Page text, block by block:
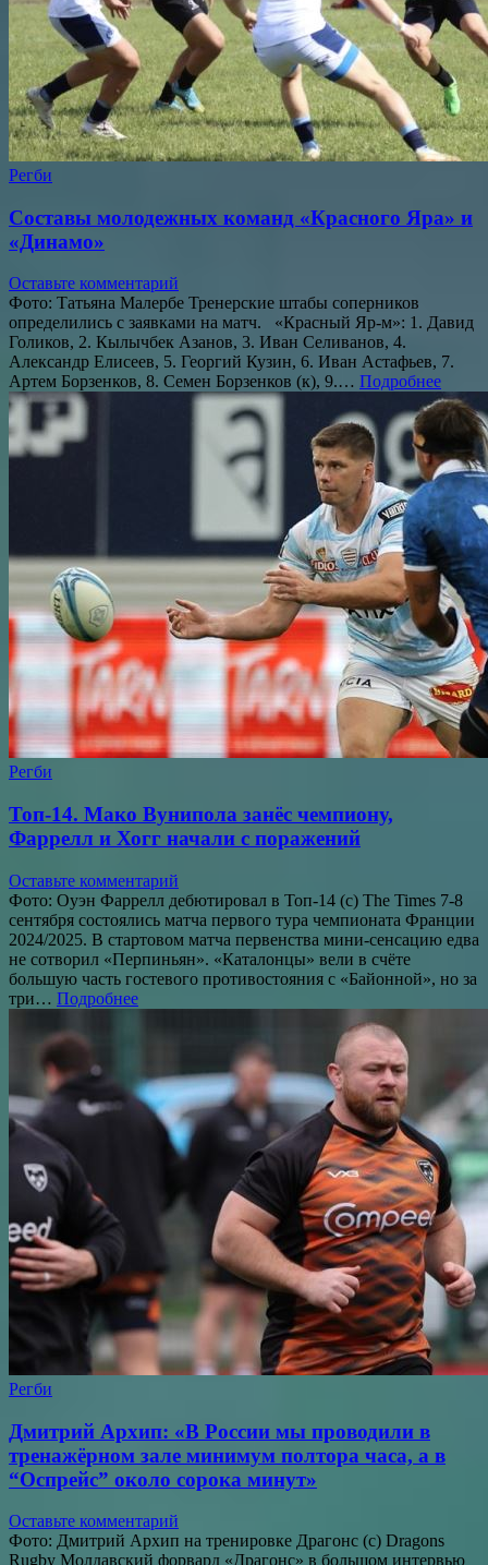
Регби
Составы молодежных команд «Красного Яра» и
«Динамо»
Оставьте комментарий
Фото: Татьяна Малербе Тренерские штабы соперников
определились с заявками на матч. «Красный Яр-м»: 1. Давид
Голиков, 2. Кылычбек Азанов, 3. Иван Селиванов, 4.
Александр Елисеев, 5. Георгий Кузин, 6. Иван Астафьев, 7.
Артем Борзенков, 8. Семен Борзенков (к), 9.… Подробнее
Регби
Топ-14. Мако Вунипола занёс чемпиону,
Фаррелл и Хогг начали с поражений
Оставьте комментарий
Фото: Оуэн Фаррелл дебютировал в Топ-14 (с) The Times 7-8
сентября состоялись матча первого тура чемпионата Франции
2024/2025. В стартовом матча первенства мини-сенсацию едва
не сотворил «Перпиньян». «Каталонцы» вели в счёте
большую часть гостевого противостояния с «Байонной», но за
три… Подробнее
Регби
Дмитрий Архип: «В России мы проводили в
тренажёрном зале минимум полтора часа, а в
“Оспрейс” около сорока минут»
Оставьте комментарий
Фото: Дмитрий Архип на тренировке Драгонс (с) Dragons
Rugby Молдавский форвард «Драгонс» в большом интервью